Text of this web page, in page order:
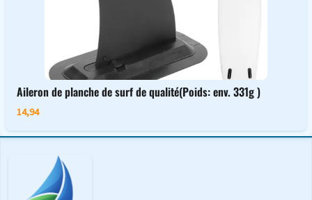
Aileron de planche de surf de qualité(Poids: env. 331g )
14,94